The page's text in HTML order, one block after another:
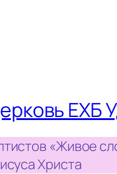
ЕХБ
«Живое
Христа